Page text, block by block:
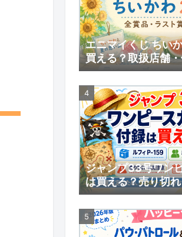
エニマイくじ ちい
買える？取扱店舗
スト賞まとめ
ジャンプ33号ワン
は買える？売り切
の受注販売・応募
め